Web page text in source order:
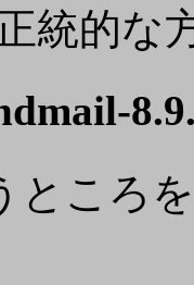
統的な
ところ